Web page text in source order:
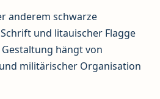
anderem schwarze
und litauischer Flagge
hängt von
militärischer Organisation